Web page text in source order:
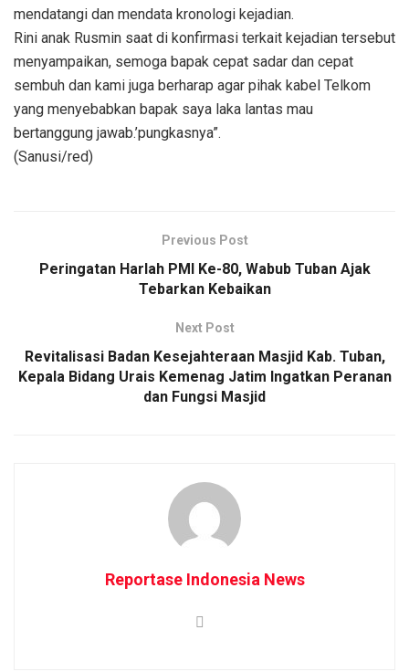
mendatangi dan mendata kronologi kejadian.
Rini anak Rusmin saat di konfirmasi terkait kejadian tersebut
menyampaikan, semoga bapak cepat sadar dan cepat
sembuh dan kami juga berharap agar pihak kabel Telkom
yang menyebabkan bapak saya laka lantas mau
bertanggung jawab.’pungkasnya”.
(Sanusi/red)
Previous Post
Peringatan Harlah PMI Ke-80, Wabub Tuban Ajak
Tebarkan Kebaikan
Next Post
Revitalisasi Badan Kesejahteraan Masjid Kab. Tuban,
Kepala Bidang Urais Kemenag Jatim Ingatkan Peranan
dan Fungsi Masjid
Reportase Indonesia News